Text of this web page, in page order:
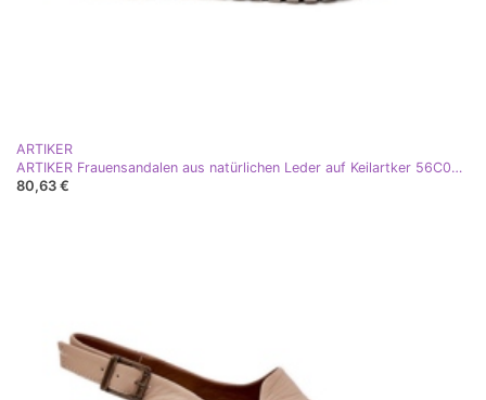
ARTIKER
ARTIKER Frauensandalen aus natürlichen Leder auf Keilartker 56C0958 Weiß
80,63 €